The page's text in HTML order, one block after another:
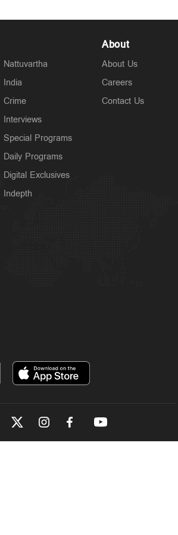
Nattuvartha
India
Crime
Interviews
Special Programs
Daily Programs
Digital Exclusives
Indepth
About
About Us
Careers
Contact Us